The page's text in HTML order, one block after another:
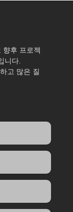
향후 프로젝
니다.
고 많은 질